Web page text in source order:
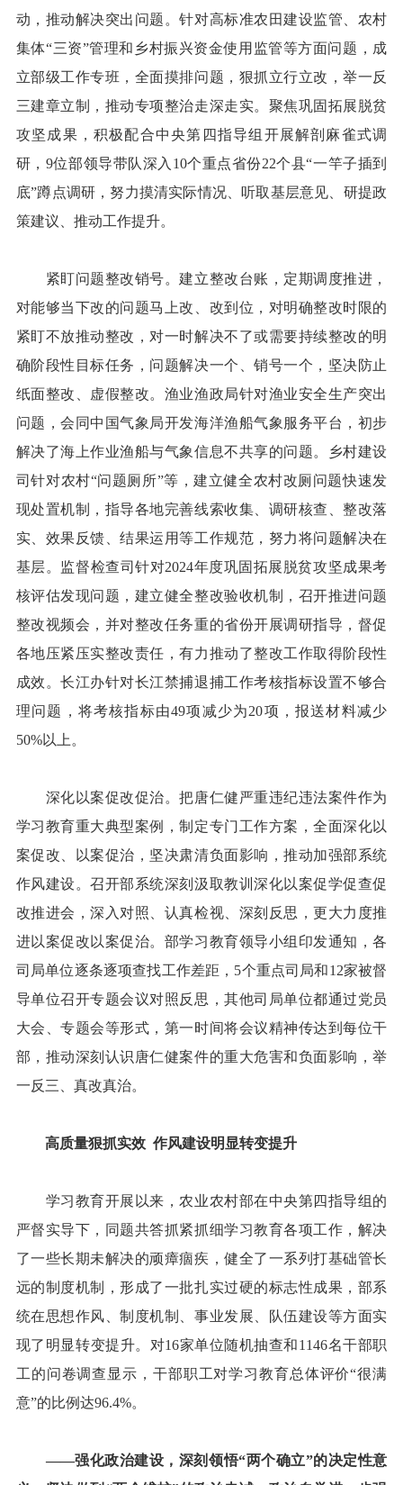
动，推动解决突出问题。针对高标准农田建设监管、农村
集体“三资”管理和乡村振兴资金使用监管等方面问题，成
立部级工作专班，全面摸排问题，狠抓立行立改，举一反
三建章立制，推动专项整治走深走实。聚焦巩固拓展脱贫
攻坚成果，积极配合中央第四指导组开展解剖麻雀式调
研，9位部领导带队深入10个重点省份22个县“一竿子插到
底”蹲点调研，努力摸清实际情况、听取基层意见、研提政
策建议、推动工作提升。
紧盯问题整改销号。建立整改台账，定期调度推进，
对能够当下改的问题马上改、改到位，对明确整改时限的
紧盯不放推动整改，对一时解决不了或需要持续整改的明
确阶段性目标任务，问题解决一个、销号一个，坚决防止
纸面整改、虚假整改。渔业渔政局针对渔业安全生产突出
问题，会同中国气象局开发海洋渔船气象服务平台，初步
解决了海上作业渔船与气象信息不共享的问题。乡村建设
司针对农村“问题厕所”等，建立健全农村改厕问题快速发
现处置机制，指导各地完善线索收集、调研核查、整改落
实、效果反馈、结果运用等工作规范，努力将问题解决在
基层。监督检查司针对2024年度巩固拓展脱贫攻坚成果考
核评估发现问题，建立健全整改验收机制，召开推进问题
整改视频会，并对整改任务重的省份开展调研指导，督促
各地压紧压实整改责任，有力推动了整改工作取得阶段性
成效。长江办针对长江禁捕退捕工作考核指标设置不够合
理问题，将考核指标由49项减少为20项，报送材料减少
50%以上。
深化以案促改促治。把唐仁健严重违纪违法案件作为
学习教育重大典型案例，制定专门工作方案，全面深化以
案促改、以案促治，坚决肃清负面影响，推动加强部系统
作风建设。召开部系统深刻汲取教训深化以案促学促查促
改推进会，深入对照、认真检视、深刻反思，更大力度推
进以案促改以案促治。部学习教育领导小组印发通知，各
司局单位逐条逐项查找工作差距，5个重点司局和12家被督
导单位召开专题会议对照反思，其他司局单位都通过党员
大会、专题会等形式，第一时间将会议精神传达到每位干
部，推动深刻认识唐仁健案件的重大危害和负面影响，举
一反三、真改真治。
高质量狠抓实效 作风建设明显转变提升
学习教育开展以来，农业农村部在中央第四指导组的
严督实导下，同题共答抓紧抓细学习教育各项工作，解决
了一些长期未解决的顽瘴痼疾，健全了一系列打基础管长
远的制度机制，形成了一批扎实过硬的标志性成果，部系
统在思想作风、制度机制、事业发展、队伍建设等方面实
现了明显转变提升。对16家单位随机抽查和1146名干部职
工的问卷调查显示，干部职工对学习教育总体评价“很满
意”的比例达96.4%。
——强化政治建设，深刻领悟“两个确立”的决定性意